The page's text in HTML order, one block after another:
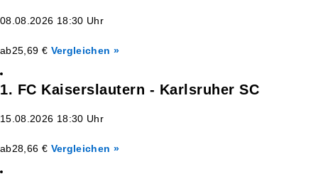
08.08.2026 18:30 Uhr
ab25,69 € Vergleichen »
1. FC Kaiserslautern - Karlsruher SC
15.08.2026 18:30 Uhr
ab28,66 € Vergleichen »